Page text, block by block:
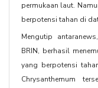
permukaan laut.
berpotensi tahan di
Mengutip
BRIN, berhasil
yang berpotensi
Chrysanthemum